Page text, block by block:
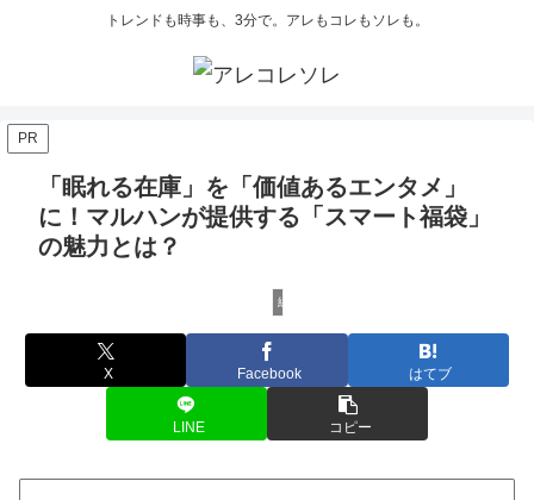
トレンドも時事も、3分で。アレもコレもソレも。
PR
「眠れる在庫」を「価値あるエンタメ」
に！マルハンが提供する「スマート福袋」
の魅力とは？
編集長Kensakuの注目ネタ
X Facebook はてブ
LINE コピー